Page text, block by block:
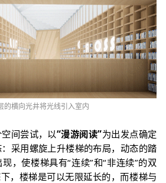
的横向光井将光线引入室内
间尝试，以“漫游阅读”为出发点确定
采用螺旋上升楼梯的布局，动态的踏
，使楼梯具有“连续”和“非连续”的双
，楼梯是可以无限延长的，而楼梯与